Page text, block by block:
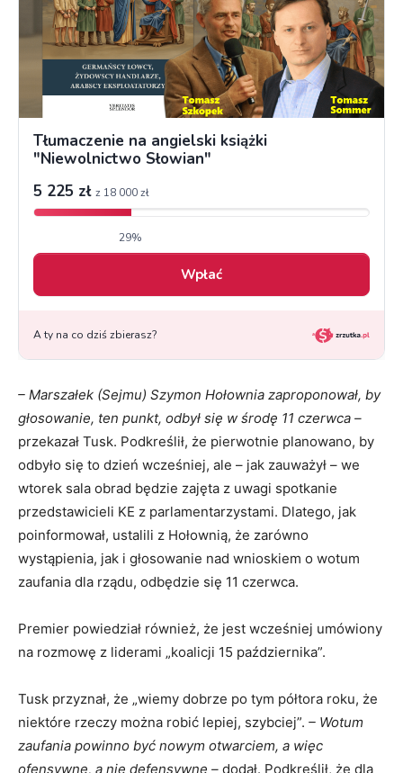
– Marszałek (Sejmu) Szymon Hołownia zaproponował, by
głosowanie, ten punkt, odbył się w środę 11 czerwca –
przekazał Tusk. Podkreślił, że pierwotnie planowano, by
odbyło się to dzień wcześniej, ale – jak zauważył – we
wtorek sala obrad będzie zajęta z uwagi spotkanie
przedstawicieli KE z parlamentarzystami. Dlatego, jak
poinformował, ustalili z Hołownią, że zarówno
wystąpienia, jak i głosowanie nad wnioskiem o wotum
zaufania dla rządu, odbędzie się 11 czerwca.
Premier powiedział również, że jest wcześniej umówiony
na rozmowę z liderami „koalicji 15 października”.
Tusk przyznał, że „wiemy dobrze po tym półtora roku, że
niektóre rzeczy można robić lepiej, szybciej”. – Wotum
zaufania powinno być nowym otwarciem, a więc
ofensywne, a nie defensywne – dodał. Podkreślił, że dla